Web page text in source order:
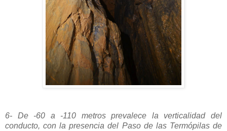
6- De -60 a -110 metros prevalece la verticalidad del
conducto, con la presencia del Paso de las Termópilas de